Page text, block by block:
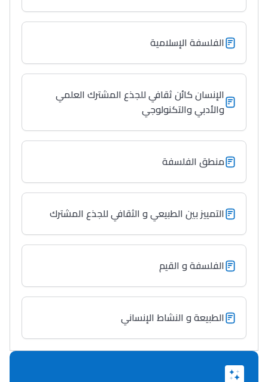
الفلسفة الإسلامية
الإنسان كائن ثقافي للجذع المشترك العلمي
والأدبي والتكنولوجي
منطق الفلسفة
التمييز بين الطبيعي و الثقافي للجذع المشترك
الفلسفة و القيم
الطبيعة و النشاط الإنساني